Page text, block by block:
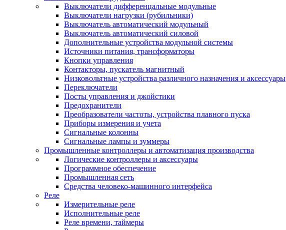
Выключатели дифференцальные модульные
Выключатели нагрузки (рубильники)
Выключатель автоматический модульный
Выключатель автоматический силовой
Дополнительные устройства модульной системы
Источники питания, трансформаторы
Кнопки управления
Контакторы, пускатель магнитный
Низковольтные устройства различного назначения и аксессуары
Переключатели
Посты управления и джойстики
Предохранители
Преобразователи частоты, устройства плавного пуска
Приборы измерения и учета
Сигнальные колонны
Сигнальные лампы и зуммеры
Промышленные контроллеры и автоматизация производства
Логические контроллеры и аксессуары
Программное обеспечение
Промышленная сеть
Средства человеко-машинного интерфейса
Реле
Измерительные реле
Исполнительные реле
Реле времени, таймеры